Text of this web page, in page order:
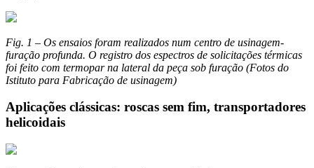
Fig. 1 – Os ensaios foram realizados num centro de usinagem-
furação profunda. O registro dos espectros de solicitações térmicas
foi feito com termopar na lateral da peça sob furação (Fotos do
Istituto para Fabricação de usinagem)
Aplicações clássicas: roscas sem fim, transportadores
helicoidais